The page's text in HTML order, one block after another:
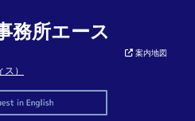
務所エース
）
案内地図